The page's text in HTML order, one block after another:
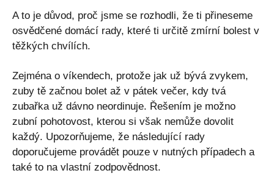
A to je důvod, proč jsme se rozhodli, že ti přineseme
osvědčené domácí rady, které ti určitě zmírní bolest v
těžkých chvílích.
Zejména o víkendech, protože jak už bývá zvykem,
zuby tě začnou bolet až v pátek večer, kdy tvá
zubařka už dávno neordinuje. Řešením je možno
zubní pohotovost, kterou si však nemůže dovolit
každý. Upozorňujeme, že následující rady
doporučujeme provádět pouze v nutných případech a
také to na vlastní zodpovědnost.